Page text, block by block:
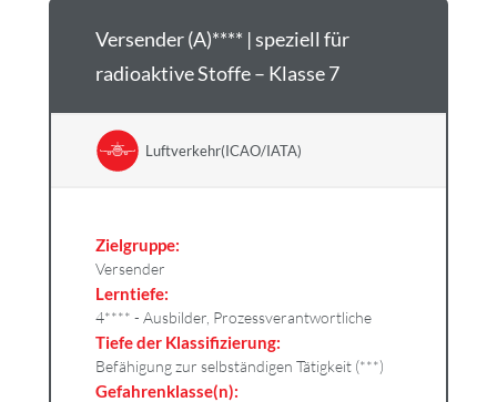
Versender (A)**** | speziell für
radioaktive Stoffe – Klasse 7
Luftverkehr(ICAO/IATA)
Zielgruppe:
Versender
Lerntiefe:
4**** - Ausbilder, Prozessverantwortliche
Tiefe der Klassifizierung:
Befähigung zur selbständigen Tätigkeit (***)
Gefahrenklasse(n):